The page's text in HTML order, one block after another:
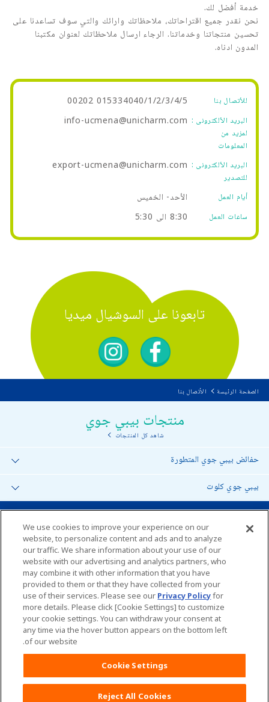
خدمة أفضل لك.
نحن نقدر جميع اقتراحاتك، ملاحظاتك وارائك والتي سوف تساعدنا على
تحسين منتجاتنا وخدماتنا. الرجاء ارسال ملاحظاتك لعنوان مكتبنا
المدون ادناه.
للأتصال بنا 015334040/1/2/3/4/5 00202
البريد الألكترونى :
لمزيد من
المعلومات
info-ucmena@unicharm.com
البريد الألكترونى :
للتصدير
export-ucmena@unicharm.com
أيام العمل الأحد- الخميس
ساعات العمل 8:30 الى 5:30
تابعونا على السوشيال ميديا
الصفحة الرئيسة الأتصال بنا
منتجات بيبي جوي
شاهد كل المنتجات
حفائض بيبي جوي المتطورة
بيبي جوي كلوت
خارطة الموقع
المواقع العالمية
المواقع العالمية
We use cookies to improve your experience on our
website, to personalize content and ads and to analyze
our traffic. We share information about your use of our
website with our advertising and analytics partners, who
may combine it with other information that you have
provided to them or that they have collected from your
use of their services. Please see our Privacy Policyfor
more details. Please click [Cookie Settings] to customize
your cookie settings. You can withdraw your consent at
any time via the hover button appears on the bottom left
of our website.
Cookie Settings
Reject All Cookies